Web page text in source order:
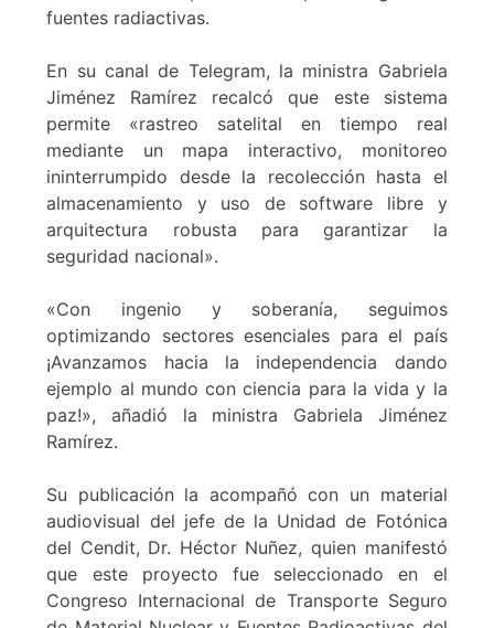
fuentes radiactivas.
En su canal de Telegram, la ministra Gabriela
Jiménez Ramírez recalcó que este sistema
permite «rastreo satelital en tiempo real
mediante un mapa interactivo, monitoreo
ininterrumpido desde la recolección hasta el
almacenamiento y uso de software libre y
arquitectura robusta para garantizar la
seguridad nacional».
«Con ingenio y soberanía, seguimos
optimizando sectores esenciales para el país
¡Avanzamos hacia la independencia dando
ejemplo al mundo con ciencia para la vida y la
paz!», añadió la ministra Gabriela Jiménez
Ramírez.
Su publicación la acompañó con un material
audiovisual del jefe de la Unidad de Fotónica
del Cendit, Dr. Héctor Nuñez, quien manifestó
que este proyecto fue seleccionado en el
Congreso Internacional de Transporte Seguro